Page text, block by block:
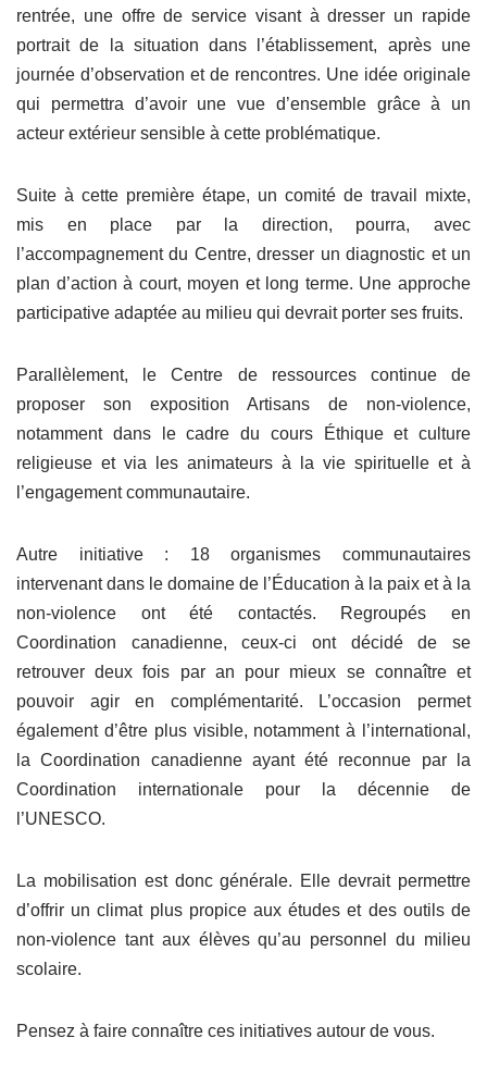
rentrée, une offre de service visant à dresser un rapide
portrait de la situation dans l’établissement, après une
journée d’observation et de rencontres. Une idée originale
qui permettra d’avoir une vue d’ensemble grâce à un
acteur extérieur sensible à cette problématique.
Suite à cette première étape, un comité de travail mixte,
mis en place par la direction, pourra, avec
l’accompagnement du Centre, dresser un diagnostic et un
plan d’action à court, moyen et long terme. Une approche
participative adaptée au milieu qui devrait porter ses fruits.
Parallèlement, le Centre de ressources continue de
proposer son exposition Artisans de non-violence,
notamment dans le cadre du cours Éthique et culture
religieuse et via les animateurs à la vie spirituelle et à
l’engagement communautaire.
Autre initiative : 18 organismes communautaires
intervenant dans le domaine de l’Éducation à la paix et à la
non-violence ont été contactés. Regroupés en
Coordination canadienne, ceux-ci ont décidé de se
retrouver deux fois par an pour mieux se connaître et
pouvoir agir en complémentarité. L’occasion permet
également d’être plus visible, notamment à l’international,
la Coordination canadienne ayant été reconnue par la
Coordination internationale pour la décennie de
l’UNESCO.
La mobilisation est donc générale. Elle devrait permettre
d’offrir un climat plus propice aux études et des outils de
non-violence tant aux élèves qu’au personnel du milieu
scolaire.
Pensez à faire connaître ces initiatives autour de vous.